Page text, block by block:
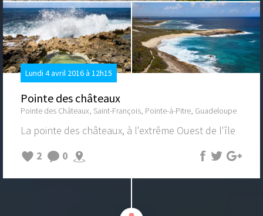
Lundi 4 avril 2016 à 12h15
Pointe des châteaux
Pointe des Châteaux, Saint-François, Pointe-à-Pitre, Guadeloupe
La pointe des châteaux, à l'extrême Ouest de l'île
2
0